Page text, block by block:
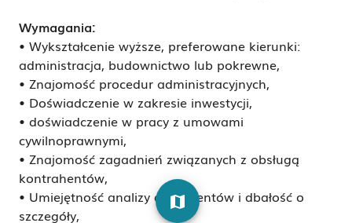
Wymagania:
• Wykształcenie wyższe, preferowane kierunki:
administracja, budownictwo lub pokrewne,
• Znajomość procedur administracyjnych,
• Doświadczenie w zakresie inwestycji,
• doświadczenie w pracy z umowami
cywilnoprawnymi,
• Znajomość zagadnień związanych z obsługą
kontrahentów,
• Umiejętność analizy dokumentów i dbałość o
szczegóły,
map